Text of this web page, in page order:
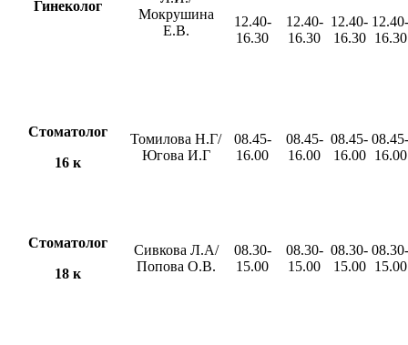
Гинеколог
Мокрушина
Е.В.
12.40-
16.30
12.40-
16.30
12.40-
16.30
12.40-
16.30
Стоматолог
16 к
Томилова Н.Г/
Югова И.Г
08.45-
16.00
08.45-
16.00
08.45-
16.00
08.45-
16.00
Стоматолог
18 к
Сивкова Л.А/
Попова О.В.
08.30-
15.00
08.30-
15.00
08.30-
15.00
08.30-
15.00